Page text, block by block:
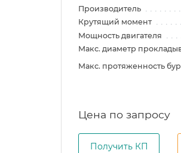
Производитель
Крутящий момент
Мощность двигателя
Макс. диаметр
Макс. протяженность
Цена по запросу
Получить КП